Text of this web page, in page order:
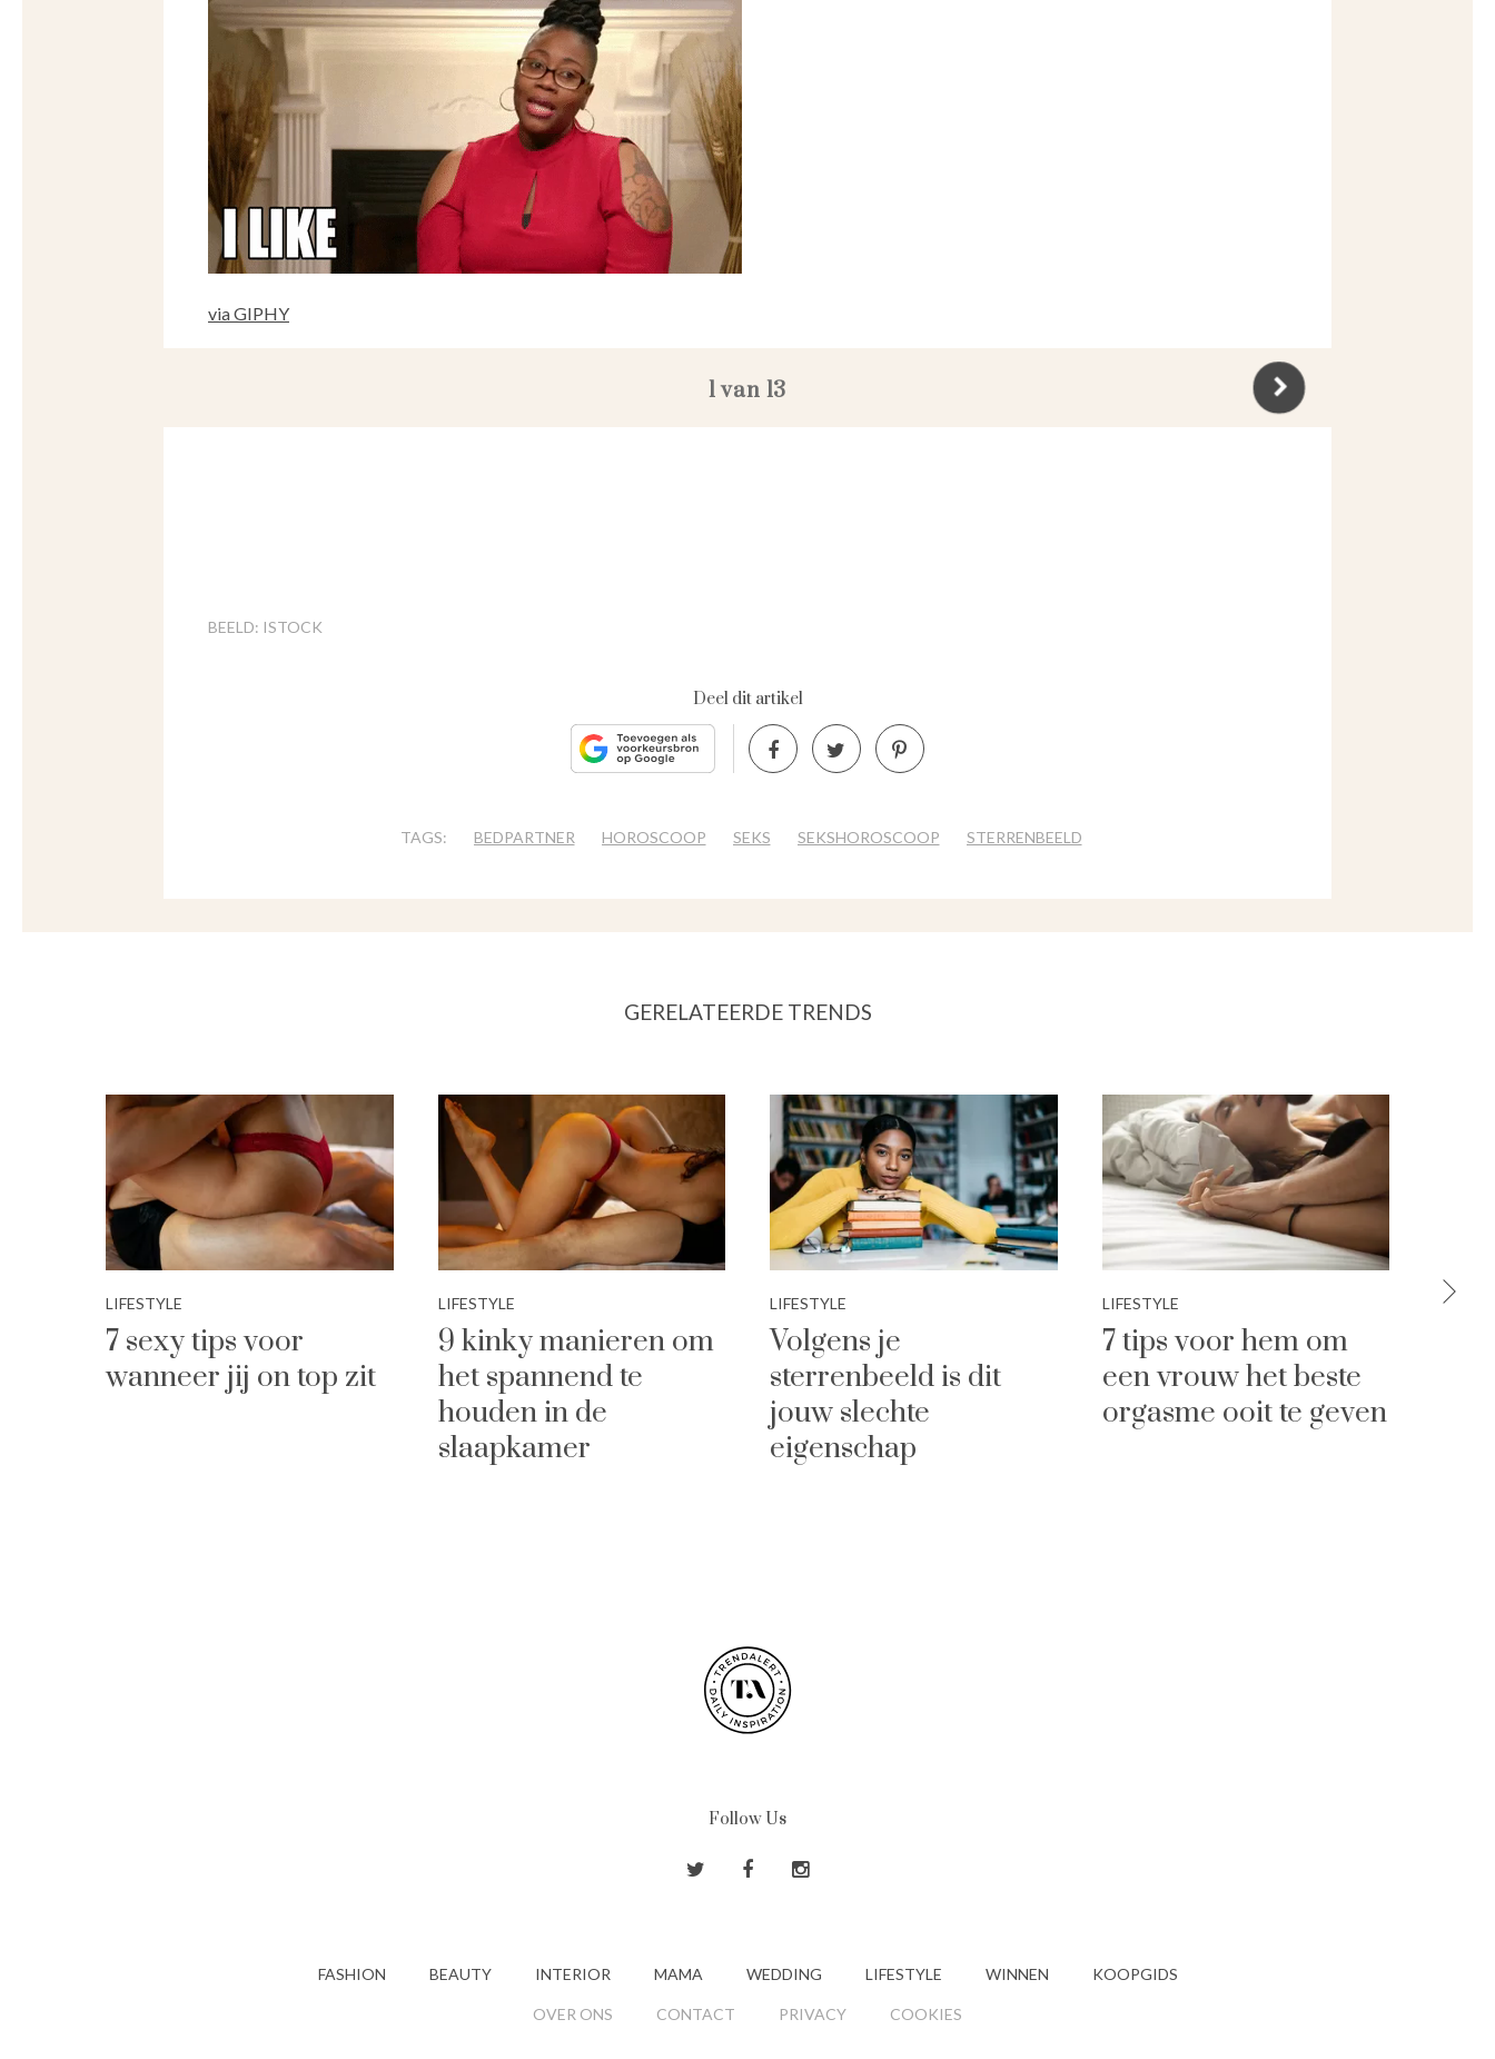
via GIPHY
1 van 13
BEELD: ISTOCK
Deel dit artikel
TAGS: BEDPARTNER HOROSCOOP SEKS SEKSHOROSCOOP STERRENBEELD
GERELATEERDE TRENDS
LIFESTYLE
7 sexy tips voor
wanneer jij on top zit
LIFESTYLE
9 kinky manieren om
het spannend te
houden in de
slaapkamer
LIFESTYLE
Volgens je
sterrenbeeld is dit
jouw slechte
eigenschap
LIFESTYLE
7 tips voor hem om
een vrouw het beste
orgasme ooit te geven
Follow Us
FASHION BEAUTY INTERIOR MAMA WEDDING LIFESTYLE WINNEN KOOPGIDS
OVER ONS CONTACT PRIVACY COOKIES